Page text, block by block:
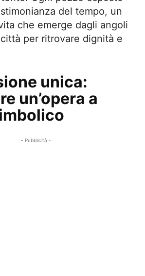
del tempo, un
che emerge dagli angoli
per ritrovare dignità e
unica:
un’opera a
- Pubblicità -